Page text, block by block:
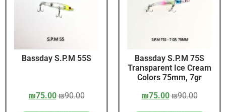
Bassday S.P.M 75S
Transparent Ice Cream
Colors 75mm, 7gr
₪90.00
₪75.00
Bassday S.P.M 55S
₪90.00
₪75.00